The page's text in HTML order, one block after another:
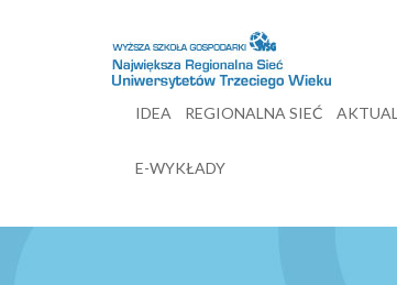
IDEA REGIONALNA SIEĆ
E-WYKŁADY